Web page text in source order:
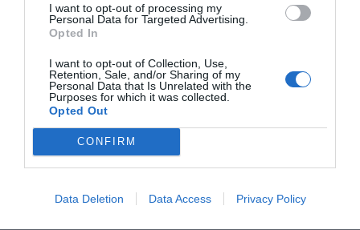
I want to opt-out of processing my
Personal Data for Targeted Advertising.
Opted In
I want to opt-out of Collection, Use,
Retention, Sale, and/or Sharing of my
Personal Data that Is Unrelated with the
Purposes for which it was collected.
Opted Out
CONFIRM
Data Deletion Data Access Privacy Policy